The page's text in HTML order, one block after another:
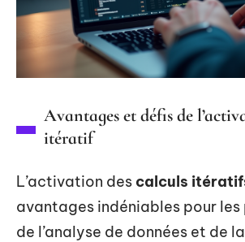
Avantages et défis de
itératif
L’activation des calculs
avantages indéniables pour les
de l’analyse de données et de